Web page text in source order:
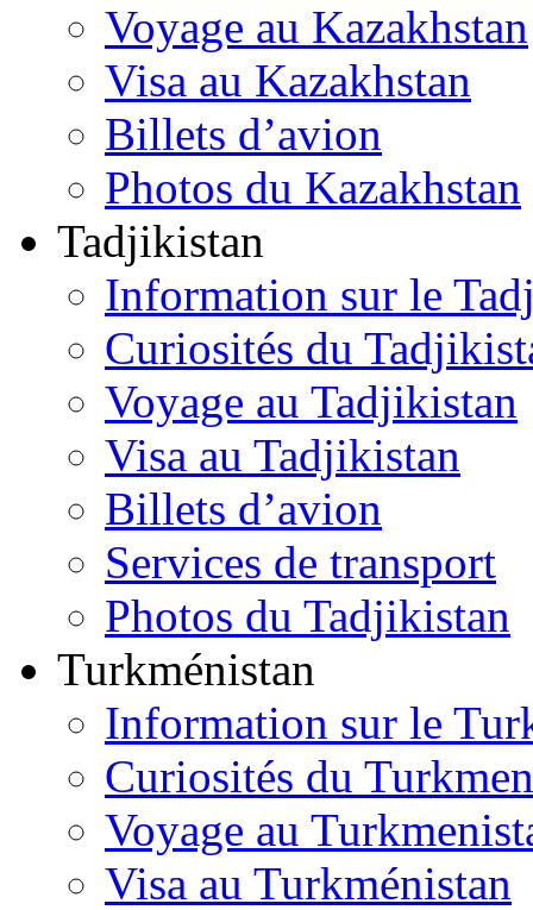
Voyage au Kazakhstan
Visa au Kazakhstan
Billets d’avion
Photos du Kazakhstan
Tadjikistan
Information sur le
Curiosités du
Voyage au Tadjikistan
Visa au Tadjikistan
Billets d’avion
Services de transport
Photos du Tadjikistan
Turkménistan
Information sur le
Curiosités du
Voyage au
Visa au Turkménistan